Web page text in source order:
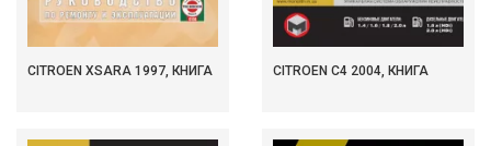
CITROEN XSARA 1997, КНИГА CITROEN C4 2004, КНИГА